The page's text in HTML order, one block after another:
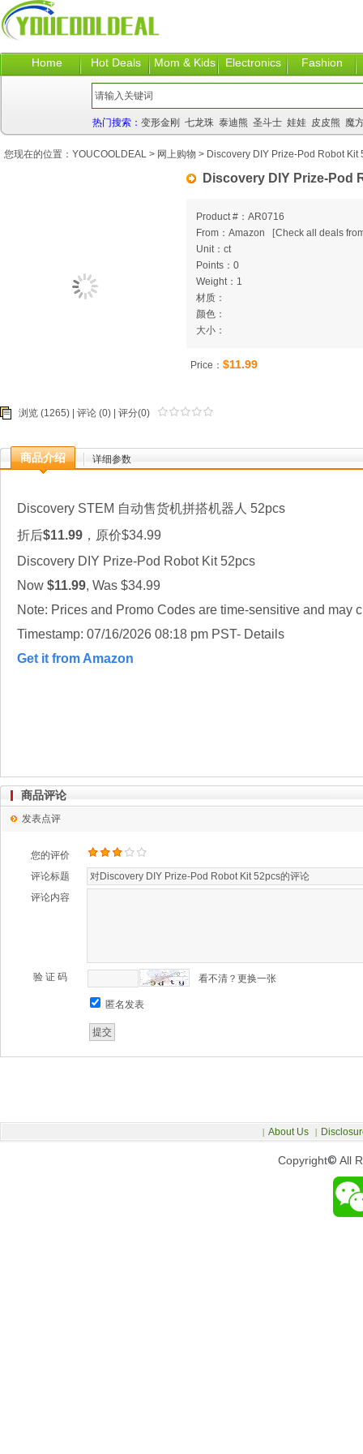
Home Hot Deals Mom & Kids Electronics Fashion
热门搜索： 变形金刚 七龙珠 泰迪熊 圣斗士 娃娃 皮皮熊 魔
Discovery DIY Prize-Pod
Product #：AR0716
From：Amazon
[Check all deals
Unit：ct
Points：0
Weight：1
材质：
颜色：
大小：
Price： $11.99
浏览 (1265) | 评论 (0) | 评分(0)
商品介绍 详细参数
Discovery STEM 自动售货机拼搭机器人 52pcs
折后$11.99 ，原价$34.99
Discovery DIY Prize-Pod Robot Kit 52pcs
Now $11.99, Was $34.99
Note: Prices and Promo Codes are time-sensitive and may
Timestamp: 07/16/2026 08:18 pm PST- Details
Get it from Amazon
您现在的位置： YOUCOOLDEAL > 网上购物 > Discovery DIY Prize-Pod Robot Kit
商品评论
发表点评
您的评价
评论标题
评论内容
验 证 码 看不清？更换一张
匿名发表
Copyright© All
| About Us |